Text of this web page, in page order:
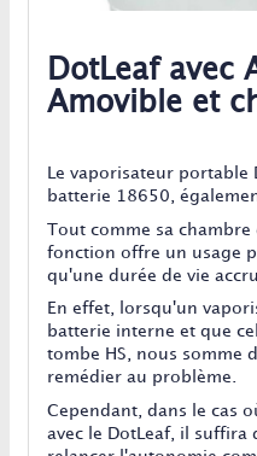
DotLeaf avec
Amovible et
Le vaporisateur portable
batterie 18650,
Tout comme sa
fonction offre un usage
qu'une durée de vie
En effet, lorsqu'un
batterie interne et que
tombe HS, nous somme
remédier au problème.
Cependant, dans le cas
avec le DotLeaf, il suffira